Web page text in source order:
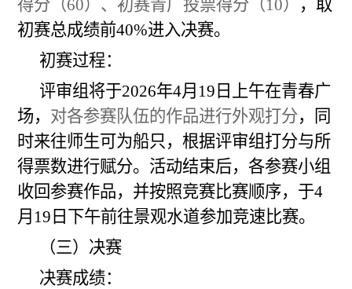
得分（60）、初赛青广投票得分（10）
，取
初赛总成绩前40%进入决赛。
初赛过程：
评审组将于2026年4月 19 日 上午在青春广
场， 对各参赛队伍的作品进行外观打分，同
时来往师生可为船只 ，根据评审组打分与所
得票数进行赋分。活动结束后，各参赛小组
收回参赛作品，并按照竞赛比赛顺序，于4
月 19 日下午前往景观水道参加竞速比赛。
（三）决赛
决赛成绩：